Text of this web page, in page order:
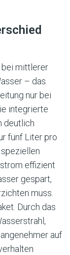
bei mittlerer
– das
nur bei
integrierte
deutlich
fünf Liter pro
effizient
gespart,
muss.
Durch das
auf